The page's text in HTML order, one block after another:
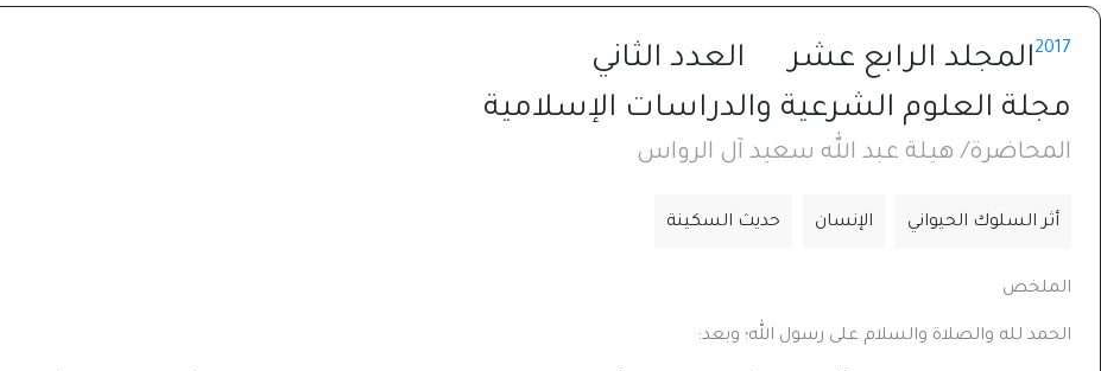
2017المجلد الرابع عشر
العدد الثاني
مجلة العلوم الشرعية والدراسات الإسلامية
المحاضرة/ هيلة عبد الله سعيد آل الرواس
أثر السلوك الحيواني الإنسان حديث السكينة
الملخص
الحمد لله والصلاة والسلام على رسول الله؛ وبعد: